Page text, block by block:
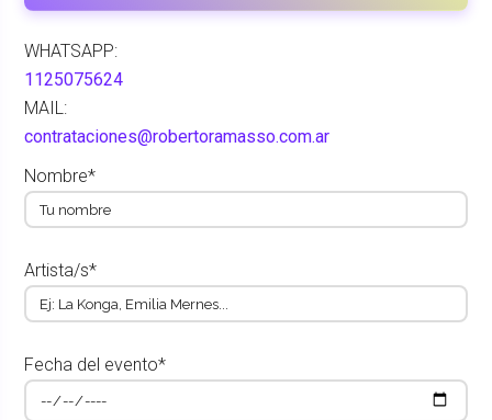
WHATSAPP:
1125075624
MAIL:
contrataciones@robertoramasso.com.ar
Nombre*
Artista/s*
Fecha del evento*